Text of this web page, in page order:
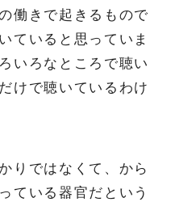
働きで起きるもので
ていると思っていま
いろなところで聴い
けで聴いているわけ
りではなくて、から
ている器官だという